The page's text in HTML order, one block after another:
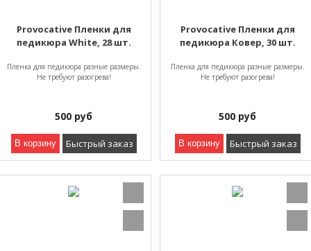
Provocative Пленки для
педикюра White, 28 шт.
Пленка для педикюра разные размеры.
Не требуют разогрева!
500 руб
В корзину Быстрый заказ
Provocative Пленки для
педикюра Ковер, 30 шт.
Пленка для педикюра разные размеры.
Не требуют разогрева!
500 руб
В корзину Быстрый заказ